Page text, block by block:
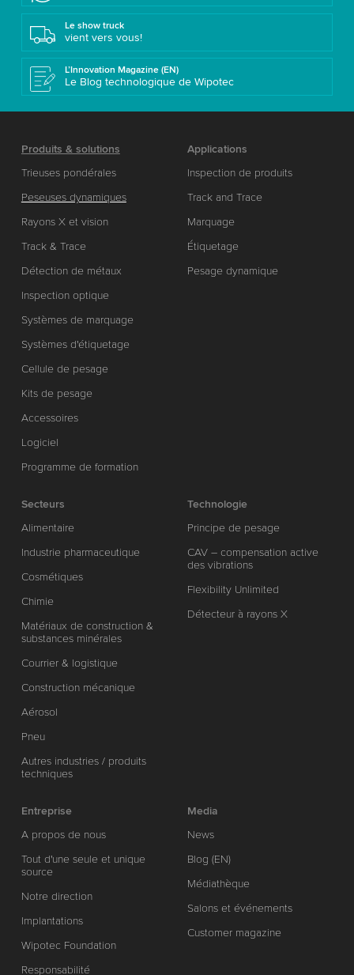
Le show truck
vient vers vous!
L’Innovation Magazine (EN)
Le Blog technologique de Wipotec
Produits & solutions
Trieuses pondérales
Peseuses dynamiques
Rayons X et vision
Track & Trace
Détection de métaux
Inspection optique
Systèmes de marquage
Systèmes d'étiquetage
Cellule de pesage
Kits de pesage
Accessoires
Logiciel
Programme de formation
Applications
Inspection de produits
Track and Trace
Marquage
Étiquetage
Pesage dynamique
Secteurs
Alimentaire
Industrie pharmaceutique
Cosmétiques
Chimie
Matériaux de construction &
substances minérales
Courrier & logistique
Construction mécanique
Aérosol
Pneu
Autres industries / produits
techniques
Technologie
Principe de pesage
CAV – compensation active
des vibrations
Flexibility Unlimited
Détecteur à rayons X
Entreprise
A propos de nous
Tout d'une seule et unique
source
Notre direction
Implantations
Wipotec Foundation
Responsabilité
Media
News
Blog (EN)
Médiathèque
Salons et événements
Customer magazine